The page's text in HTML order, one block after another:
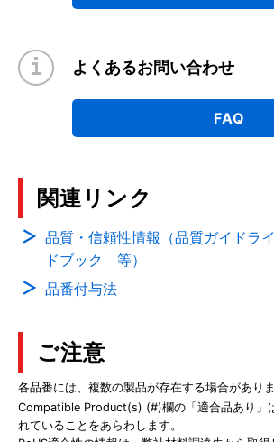
よくあるお問い合わせ
FAQ
関連リンク
品質・信頼性情報（品質ガイドラ
ドブック 等）
品番付与法
ご注意
各品番には、複数の製品が存在する場合があり
Compatible Product(s) (#)欄の「適合品あり」
れていることをあらわします。